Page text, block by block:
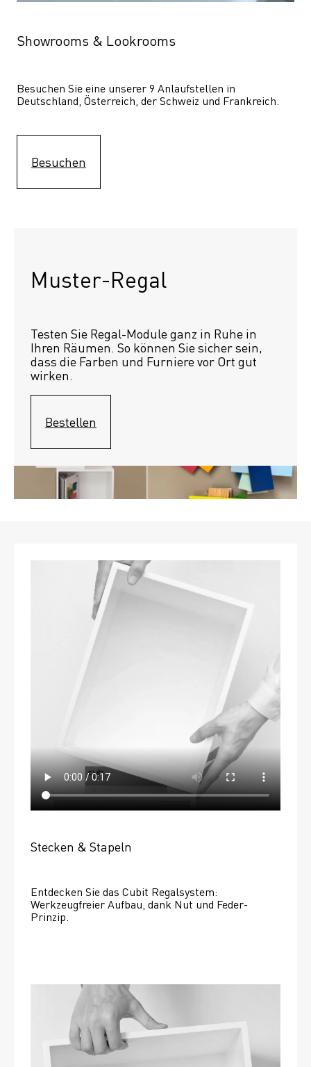
Showrooms & Lookrooms
Besuchen Sie eine unserer 9 Anlaufstellen in
Deutschland, Österreich, der Schweiz und Frankreich.
Besuchen
Muster-Regal
Testen Sie Regal-Module ganz in Ruhe in
Ihren Räumen. So können Sie sicher sein,
dass die Farben und Furniere vor Ort gut
wirken.
Bestellen
Stecken & Stapeln
Entdecken Sie das Cubit Regalsystem:
Werkzeugfreier Aufbau, dank Nut und Feder-
Prinzip.